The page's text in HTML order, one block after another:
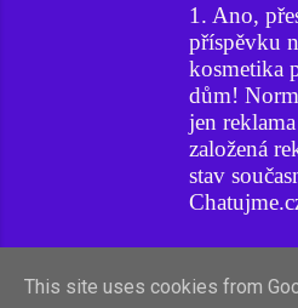
1. Ano,
příspěvku
kosmetika
dům!
jen
založená
stav
2. Nu, a
This site uses cookies from